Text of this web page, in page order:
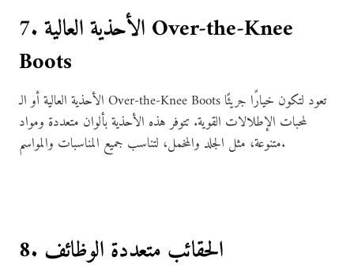
7. الأحذية العالية Over-the-Knee
Boots
الأحذية العالية أو الـ Over-the-Knee Boots تعود لتكون خيارًا جريئًا
لمحبات الإطلالات القوية. تتوفر هذه الأحذية بألوان متعددة ومواد
متنوعة، مثل الجلد والمخمل، لتناسب جميع المناسبات والمواسم.
8. الحقائب متعددة الوظائف